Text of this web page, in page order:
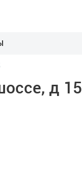
д 15